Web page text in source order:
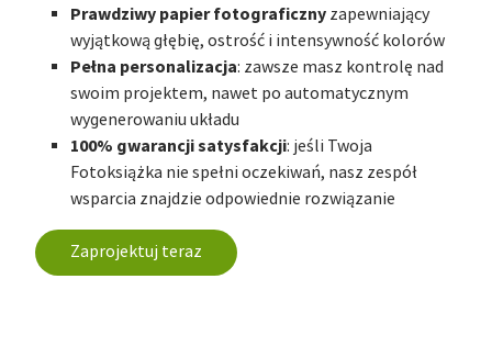
Prawdziwy papier fotograficzny zapewniający
wyjątkową głębię, ostrość i intensywność kolorów
Pełna personalizacja: zawsze masz kontrolę nad
swoim projektem, nawet po automatycznym
wygenerowaniu układu
100% gwarancji satysfakcji: jeśli Twoja
Fotoksiążka nie spełni oczekiwań, nasz zespół
wsparcia znajdzie odpowiednie rozwiązanie
Zaprojektuj teraz